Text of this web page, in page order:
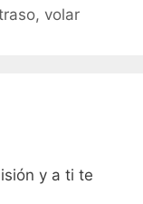
, volar
y a ti te